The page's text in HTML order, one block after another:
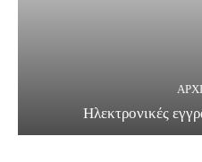
Ηλεκτρονικές